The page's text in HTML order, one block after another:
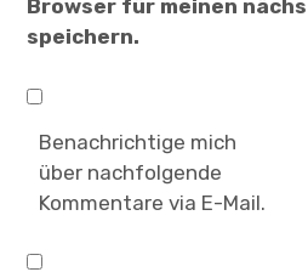
Browser für meinen
speichern.
Benachrichtige mich
über nachfolgende
Kommentare via E-Mail.